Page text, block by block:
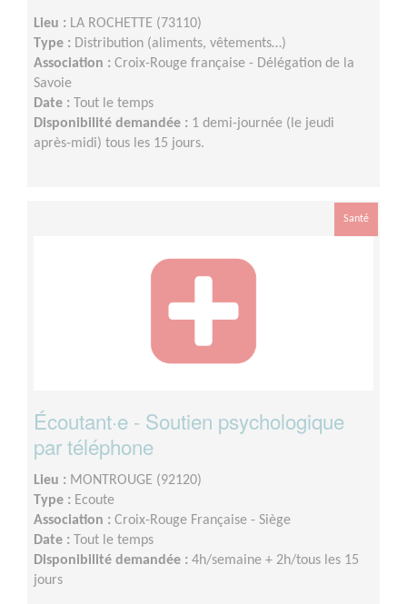
Lieu : LA ROCHETTE (73110)
Type : Distribution (aliments, vêtements…)
Association : Croix-Rouge française - Délégation de la
Savoie
Date : Tout le temps
Disponibilité demandée : 1 demi-journée (le jeudi
après-midi) tous les 15 jours.
Santé
Écoutant·e - Soutien psychologique
par téléphone
Lieu : MONTROUGE (92120)
Type : Ecoute
Association : Croix-Rouge Française - Siège
Date : Tout le temps
Disponibilité demandée : 4h/semaine + 2h/tous les 15
jours